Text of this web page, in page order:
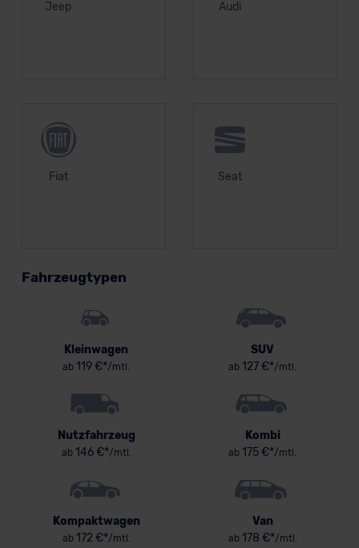
Jeep Audi
Fiat Seat
Fahrzeugtypen
Kleinwagen
ab 119 €*/mtl.
SUV
ab 127 €*/mtl.
Nutzfahrzeug
ab146 €*/mtl.
Kombi
ab 175 €*/mtl.
Kompaktwagen
ab172 €*/mtl.
Van
ab178 €*/mtl.